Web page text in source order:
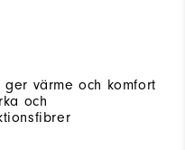
värme och komfort
och